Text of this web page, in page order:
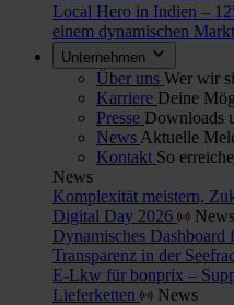
Local Hero in Indien –
einem dynamischen Markt
Unternehmen
Über uns Wer wir
Karriere Deine
Presse Downloads
News Aktuelle
Kontakt So
News
Komplexität meistern,
Digital Day 2026
News
Dynamisches
Transparenz in der
E-Lkw für bonprix –
Lieferketten
News